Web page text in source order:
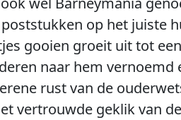
op het juiste
gooien groeit uit tot
naar hem vernoemd
rust van de
vertrouwde geklik van